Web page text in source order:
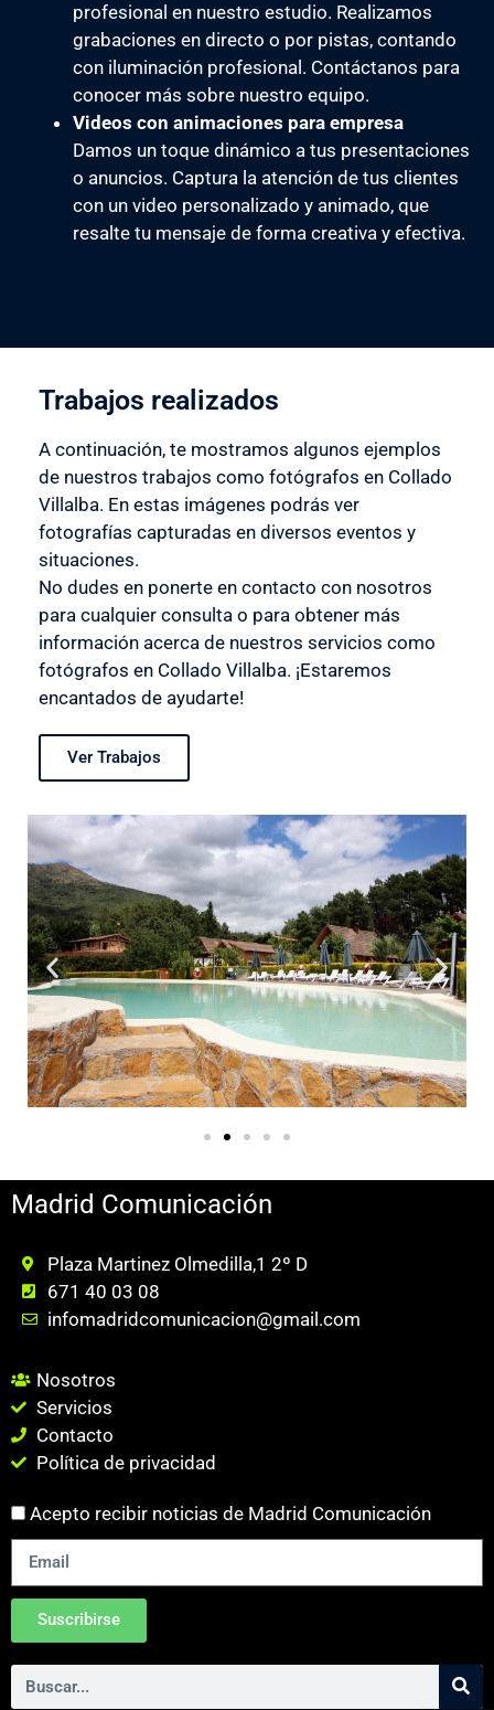
profesional en nuestro estudio. Realizamos
grabaciones en directo o por pistas, contando
con iluminación profesional. Contáctanos para
conocer más sobre nuestro equipo.
Videos con animaciones para empresa
Damos un toque dinámico a tus presentaciones
o anuncios. Captura la atención de tus clientes
con un video personalizado y animado, que
resalte tu mensaje de forma creativa y efectiva.
Trabajos realizados
A continuación, te mostramos algunos ejemplos
de nuestros trabajos como fotógrafos en Collado
Villalba. En estas imágenes podrás ver
fotografías capturadas en diversos eventos y
situaciones.
No dudes en ponerte en contacto con nosotros
para cualquier consulta o para obtener más
información acerca de nuestros servicios como
fotógrafos en Collado Villalba. ¡Estaremos
encantados de ayudarte!
Ver Trabajos
Madrid Comunicación
Plaza Martinez Olmedilla,1 2º D
671 40 03 08
infomadridcomunicacion@gmail.com
Nosotros
Servicios
Contacto
Política de privacidad
Acepto recibir noticias de Madrid Comunicación
Suscribirse